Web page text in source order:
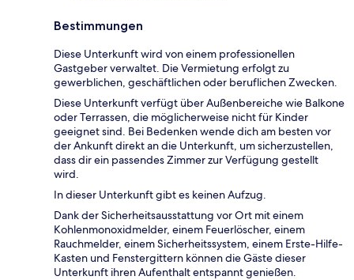
Bestimmungen
Diese Unterkunft wird von einem professionellen
Gastgeber verwaltet. Die Vermietung erfolgt zu
gewerblichen, geschäftlichen oder beruflichen Zwecken.
Diese Unterkunft verfügt über Außenbereiche wie Balkone
oder Terrassen, die möglicherweise nicht für Kinder
geeignet sind. Bei Bedenken wende dich am besten vor
der Ankunft direkt an die Unterkunft, um sicherzustellen,
dass dir ein passendes Zimmer zur Verfügung gestellt
wird.
In dieser Unterkunft gibt es keinen Aufzug.
Dank der Sicherheitsausstattung vor Ort mit einem
Kohlenmonoxidmelder, einem Feuerlöscher, einem
Rauchmelder, einem Sicherheitssystem, einem Erste-Hilfe-
Kasten und Fenstergittern können die Gäste dieser
Unterkunft ihren Aufenthalt entspannt genießen.